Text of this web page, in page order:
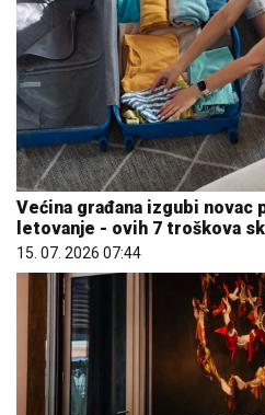
Većina građana izgubi novac
letovanje - ovih 7 troškova
15. 07. 2026 07:44